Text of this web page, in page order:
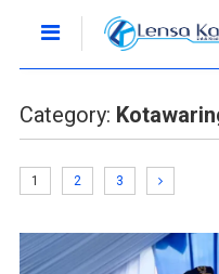
Category:
1 2 3